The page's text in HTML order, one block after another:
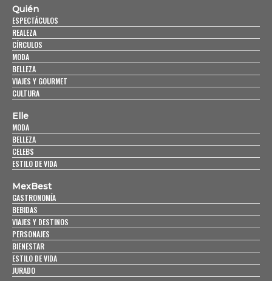
Quién
ESPECTÁCULOS
REALEZA
CÍRCULOS
MODA
BELLEZA
VIAJES Y GOURMET
CULTURA
Elle
MODA
BELLEZA
CELEBS
ESTILO DE VIDA
MexBest
GASTRONOMÍA
BEBIDAS
VIAJES Y DESTINOS
PERSONAJES
BIENESTAR
ESTILO DE VIDA
JURADO